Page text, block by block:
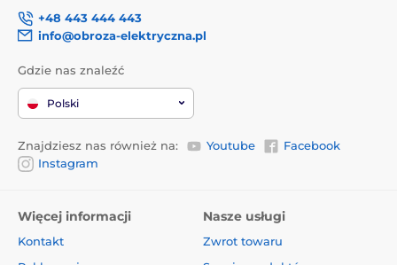
+48 443 444 443
info@obroza-elektryczna.pl
Gdzie nas znaleźć
Polski
Znajdziesz nas również na: Youtube
Facebook
Instagram
Więcej informacji
Kontakt
Nasze usługi
Zwrot towaru